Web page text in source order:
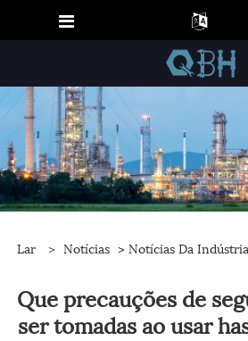
Lar > Notícias > Notícias Da Indústria
Que precauções de
ser tomadas ao usar